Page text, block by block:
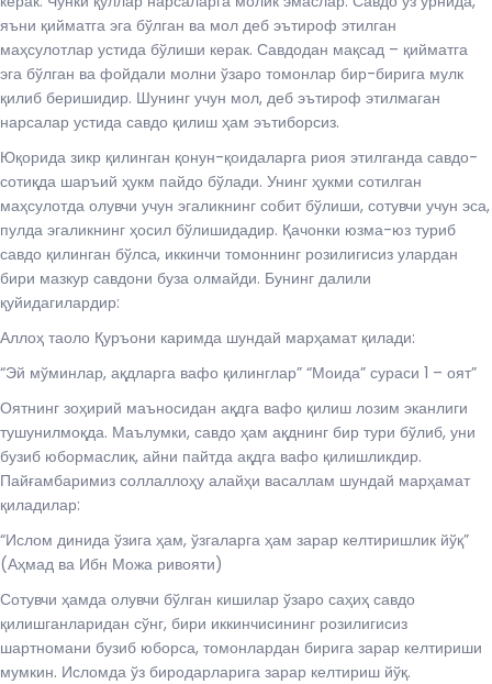
яъни қийматга эга бўлган ва мол деб эътироф этилган
маҳсулотлар устида бўлиши керак. Савдодан мақсад – қийматга
эга бўлган ва фойдали молни ўзаро томонлар бир-бирига мулк
қилиб беришидир. Шунинг учун мол, деб эътироф этилмаган
нарсалар устида савдо қилиш ҳам эътиборсиз.
Юқорида зикр қилинган қонун-қоидаларга риоя этилганда савдо-
сотиқда шаръий ҳукм пайдо бўлади. Унинг ҳукми сотилган
маҳсулотда олувчи учун эгаликнинг собит бўлиши, сотувчи учун эса,
пулда эгаликнинг ҳосил бўлишидадир. Қачонки юзма-юз туриб
савдо қилинган бўлса, иккинчи томоннинг розилигисиз улардан
бири мазкур савдони буза олмайди. Бунинг далили
қуйидагилардир:
Аллоҳ таоло Қуръони каримда шундай марҳамат қилади:
“Эй мўминлар, ақдларга вафо қилинглар” “Моида” сураси 1 – оят”
Оятнинг зоҳирий маъносидан ақдга вафо қилиш лозим эканлиги
тушунилмоқда. Маълумки, савдо ҳам ақднинг бир тури бўлиб, уни
бузиб юбормаслик, айни пайтда ақдга вафо қилишликдир.
Пайғамбаримиз соллаллоҳу алайҳи васаллам шундай марҳамат
қиладилар:
“Ислом динида ўзига ҳам, ўзгаларга ҳам зарар келтиришлик йўқ”
(Аҳмад ва Ибн Можа ривояти)
Сотувчи ҳамда олувчи бўлган кишилар ўзаро саҳиҳ савдо
қилишганларидан сўнг, бири иккинчисининг розилигисиз
шартномани бузиб юборса, томонлардан бирига зарар келтириши
мумкин. Исломда ўз биродарларига зарар келтириш йўқ.